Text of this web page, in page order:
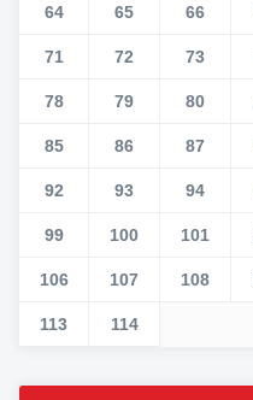
64 65 66
71 72 73
78 79 80
85 86 87
92 93 94
99 100 101
106 107 108
113 114